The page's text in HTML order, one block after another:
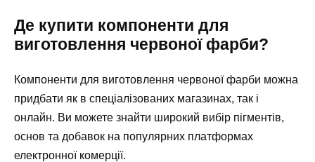
Де купити компоненти для
виготовлення червоної фарби?
Компоненти для виготовлення червоної фарби можна
придбати як в спеціалізованих магазинах, так і
онлайн. Ви можете знайти широкий вибір пігментів,
основ та добавок на популярних платформах
електронної комерції.